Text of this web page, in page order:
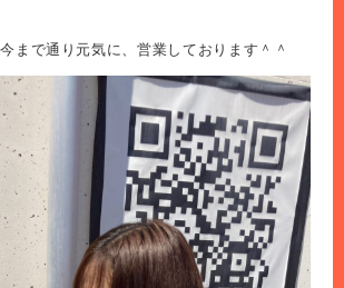
まで通り元気に、営業しております＾＾